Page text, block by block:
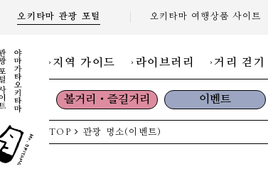
오키타마 관광 포털 오키타마 여행상품 사이트
지역 가이드 라이브러리 거리 걷기
볼거리・즐길거리 이벤트
TOP 관광 명소(이벤트)